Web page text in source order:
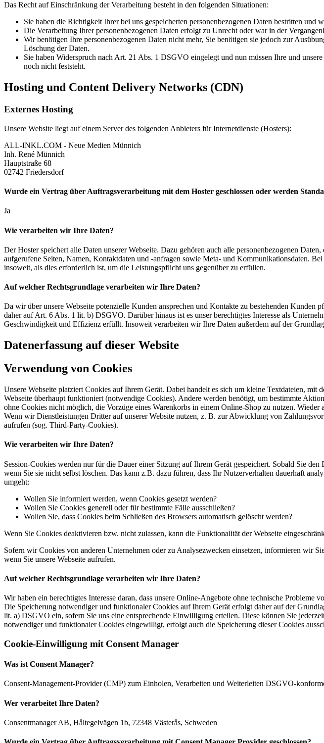
Das Recht auf Einschränkung der Verarbeitung besteht in den folgenden Situationen:
Sie haben die Richtigkeit Ihrer bei uns gespeicherten personenbezogenen Daten bestritten
Die Verarbeitung Ihrer personenbezogenen Daten erfolgt zu Unrecht oder war in der
Wir benötigen Ihre personenbezogenen Daten nicht mehr, Sie benötigen sie jedoch zur
Löschung der Daten.
Sie haben Widerspruch nach Art. 21 Abs. 1 DSGVO eingelegt und nun müssen Ihre und
noch nicht feststeht.
Hosting und Content Delivery Networks (CDN)
Externes Hosting
Unsere Website liegt auf einem Server des folgenden Anbieters für Internetdienste (Hosters):
ALL-INKL.COM - Neue Medien Münnich
Inh. René Münnich
Hauptstraße 68
02742 Friedersdorf
Wurde ein Vertrag über Auftragsverarbeitung mit dem Hoster geschlossen oder werden
Ja
Wie verarbeiten wir Ihre Daten?
Der Hoster speichert alle Daten unserer Webseite. Dazu gehören auch alle personenbezogenen
aufgerufene Seiten, Namen, Kontaktdaten und -anfragen sowie Meta- und Kommunikationsdaten.
insoweit, als dies erforderlich ist, um die Leistungspflicht uns gegenüber zu erfüllen.
Auf welcher Rechtsgrundlage verarbeiten wir Ihre Daten?
Da wir über unsere Webseite potenzielle Kunden ansprechen und Kontakte zu bestehenden
daher auf Art. 6 Abs. 1 lit. b) DSGVO. Darüber hinaus ist es unser berechtigtes Interesse als
Geschwindigkeit und Effizienz erfüllt. Insoweit verarbeiten wir Ihre Daten außerdem auf der
Datenerfassung auf dieser Website
Verwendung von Cookies
Unsere Webseite platziert Cookies auf Ihrem Gerät. Dabei handelt es sich um kleine Textdateien,
Webseite überhaupt funktioniert (notwendige Cookies). Andere werden benötigt, um bestimmte
ohne Cookies nicht möglich, die Vorzüge eines Warenkorbs in einem Online-Shop zu nutzen.
Wenn wir Dienstleistungen Dritter auf unserer Website nutzen, z. B. zur Abwicklung von
aufrufen (sog. Third-Party-Cookies).
Wie verarbeiten wir Ihre Daten?
Session-Cookies werden nur für die Dauer einer Sitzung auf Ihrem Gerät gespeichert. Sobald Sie
wenn Sie sie nicht selbst löschen. Das kann z.B. dazu führen, dass Ihr Nutzerverhalten dauerhaft
umgeht:
Wollen Sie informiert werden, wenn Cookies gesetzt werden?
Wollen Sie Cookies generell oder für bestimmte Fälle ausschließen?
Wollen Sie, dass Cookies beim Schließen des Browsers automatisch gelöscht werden?
Wenn Sie Cookies deaktivieren bzw. nicht zulassen, kann die Funktionalität der Webseite
Sofern wir Cookies von anderen Unternehmen oder zu Analysezwecken einsetzen, informieren wir
wenn Sie unsere Webseite aufrufen.
Auf welcher Rechtsgrundlage verarbeiten wir Ihre Daten?
Wir haben ein berechtigtes Interesse daran, dass unsere Online-Angebote ohne technische
Die Speicherung notwendiger und funktionaler Cookies auf Ihrem Gerät erfolgt daher auf der
lit. a) DSGVO ein, sofern Sie uns eine entsprechende Einwilligung erteilen. Diese können Sie
notwendiger und funktionaler Cookies eingewilligt, erfolgt auch die Speicherung dieser Cookies
Cookie-Einwilligung mit Consent Manager
Was ist Consent Manager?
Consent-Management-Provider (CMP) zum Einholen, Verarbeiten und Weiterleiten DSGVO-
Wer verarbeitet Ihre Daten?
Consentmanager AB, Håltegelvägen 1b, 72348 Västerås, Schweden